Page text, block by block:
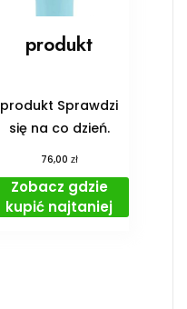
produkt
produkt Sprawdzi
się na co dzień.
76,00 zł
Zobacz gdzie
kupić najtaniej